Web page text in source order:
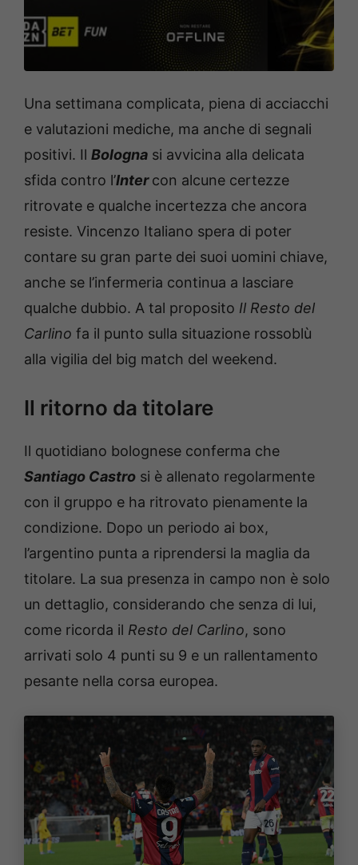
Una settimana complicata, piena di acciacchi
e valutazioni mediche, ma anche di segnali
positivi. Il Bologna si avvicina alla delicata
sfida contro l’Inter con alcune certezze
ritrovate e qualche incertezza che ancora
resiste. Vincenzo Italiano spera di poter
contare su gran parte dei suoi uomini chiave,
anche se l’infermeria continua a lasciare
qualche dubbio. A tal proposito Il Resto del
Carlino fa il punto sulla situazione rossoblù
alla vigilia del big match del weekend.
Il ritorno da titolare
Il quotidiano bolognese conferma che
Santiago Castro si è allenato regolarmente
con il gruppo e ha ritrovato pienamente la
condizione. Dopo un periodo ai box,
l’argentino punta a riprendersi la maglia da
titolare. La sua presenza in campo non è solo
un dettaglio, considerando che senza di lui,
come ricorda il Resto del Carlino, sono
arrivati solo 4 punti su 9 e un rallentamento
pesante nella corsa europea.